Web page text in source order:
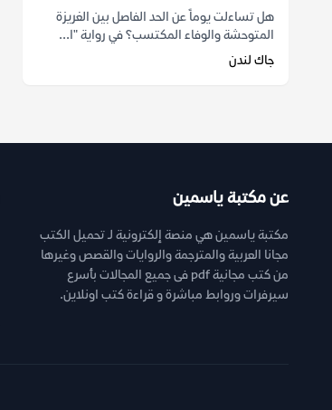
هل تساءلت يوماً عن الحد الفاصل بين الغريزة
المتوحشة والوفاء المكتسب؟ في رواية "ا...
جاك لندن
عن مكتبة ياسمين
مكتبة ياسمين هي منصة إلكترونية لـ تحميل الكتب
مجانا العربية والمترجمة والروايات والقصص وغيرها
من كتب مجانية pdf فى جميع المجالات بأسرع
سيرفرات وروابط مباشرة و قراءة كتب اونلاين.